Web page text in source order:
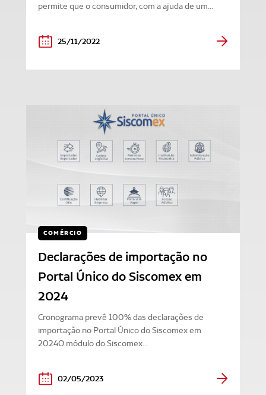
permite que o consumidor, com a ajuda de um...
25/11/2022
COMÉRCIO
Declarações de importação no
Portal Único do Siscomex em
2024
Cronograma prevê 100% das declarações de
importação no Portal Único do Siscomex em
2024O módulo do Siscomex...
02/05/2023